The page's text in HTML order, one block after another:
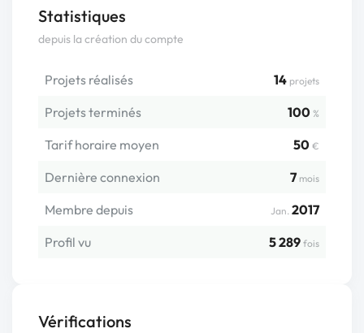
Statistiques
depuis la création du compte
Projets réalisés 14 projets
Projets terminés 100 %
Tarif horaire moyen 50 €
Dernière connexion 7 mois
Membre depuis Jan. 2017
Profil vu
5 289 fois
Vérifications